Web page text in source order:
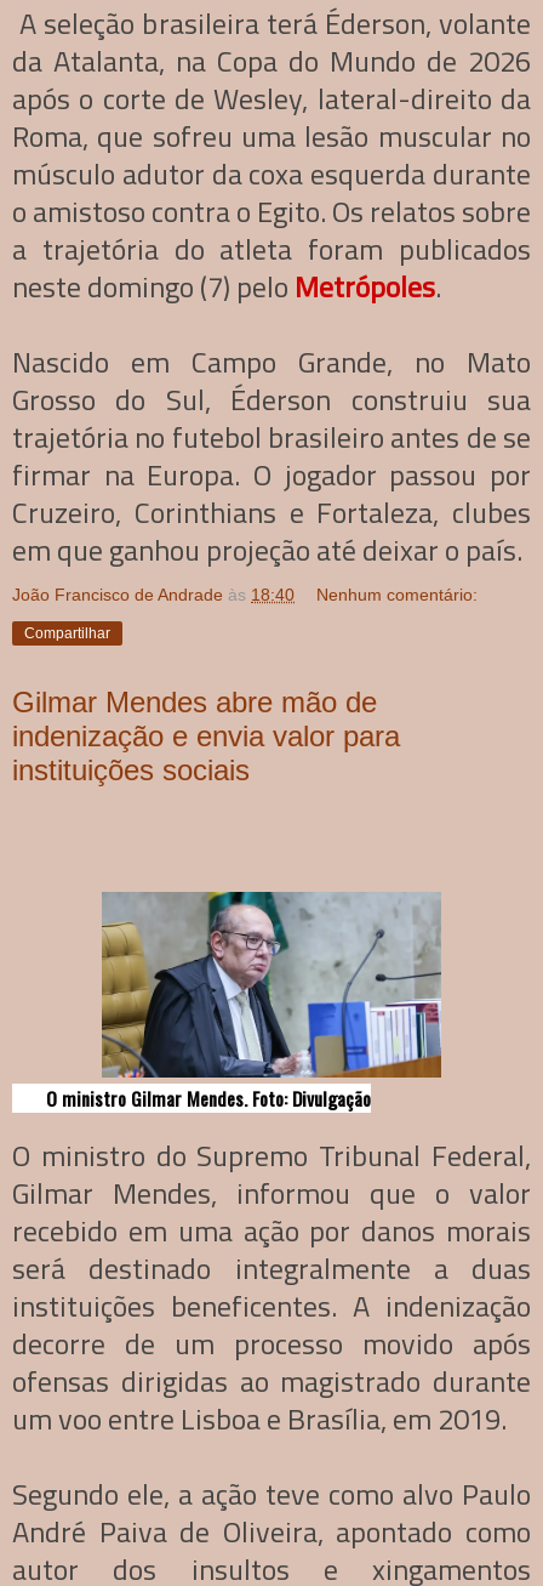
A seleção brasileira terá Éderson, volante
da Atalanta, na Copa do Mundo de 2026
após o corte de Wesley, lateral-direito da
Roma, que sofreu uma lesão muscular no
músculo adutor da coxa esquerda durante
o amistoso contra o Egito. Os relatos sobre
a trajetória do atleta foram publicados
neste domingo (7) pelo Metrópoles.
Nascido em Campo Grande, no Mato
Grosso do Sul, Éderson construiu sua
trajetória no futebol brasileiro antes de se
firmar na Europa. O jogador passou por
Cruzeiro, Corinthians e Fortaleza, clubes
em que ganhou projeção até deixar o país.
João Francisco de Andrade às 18:40 Nenhum comentário:
Compartilhar
Gilmar Mendes abre mão de
indenização e envia valor para
instituições sociais
O ministro Gilmar Mendes. Foto: Divulgação
O ministro do Supremo Tribunal Federal,
Gilmar Mendes, informou que o valor
recebido em uma ação por danos morais
será destinado integralmente a duas
instituições beneficentes. A indenização
decorre de um processo movido após
ofensas dirigidas ao magistrado durante
um voo entre Lisboa e Brasília, em 2019.
Segundo ele, a ação teve como alvo Paulo
André Paiva de Oliveira, apontado como
autor dos insultos e xingamentos